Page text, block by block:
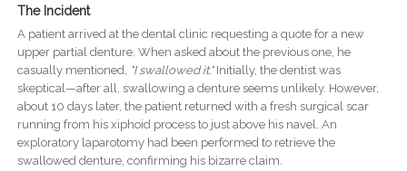
The Incident
A patient arrived at the dental clinic requesting a quote for a new
upper partial denture. When asked about the previous one, he
casually mentioned, "I swallowed it."Initially, the dentist was
skeptical—after all, swallowing a denture seems unlikely. However,
about 10 days later, the patient returned with a fresh surgical scar
running from his xiphoid process to just above his navel. An
exploratory laparotomy had been performed to retrieve the
swallowed denture, confirming his bizarre claim.